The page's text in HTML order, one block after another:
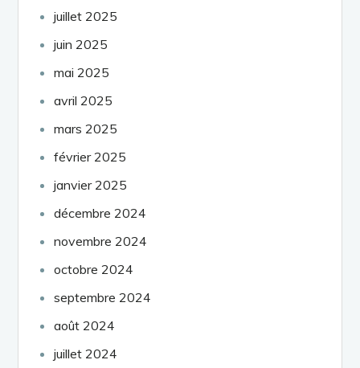
juillet 2025
juin 2025
mai 2025
avril 2025
mars 2025
février 2025
janvier 2025
décembre 2024
novembre 2024
octobre 2024
septembre 2024
août 2024
juillet 2024